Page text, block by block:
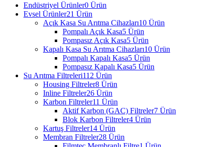
Endüstriyel Ürünler0 Ürün
Evsel Ürünler21 Ürün
Açık Kasa Su Arıtma Cihazları10 Ürün
Pompalı Açık Kasa5 Ürün
Pompasız Açık Kasa5 Ürün
Kapalı Kasa Su Arıtma Cihazları10 Ürün
Pompalı Kapalı Kasa5 Ürün
Pompasız Kapalı Kasa5 Ürün
Su Arıtma Filtreleri112 Ürün
Housing Filtreler8 Ürün
Inline Filtreler26 Ürün
Karbon Filtreler11 Ürün
Aktif Karbon (GAC) Filtreler7 Ürün
Blok Karbon Filtreler4 Ürün
Kartuş Filtreler14 Ürün
Membran Filtreler28 Ürün